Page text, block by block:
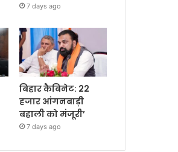
7 days ago
बिहार कैबिनेट: 22
हजार आंगनबाड़ी
बहाली को मंजूरी’
7 days ago